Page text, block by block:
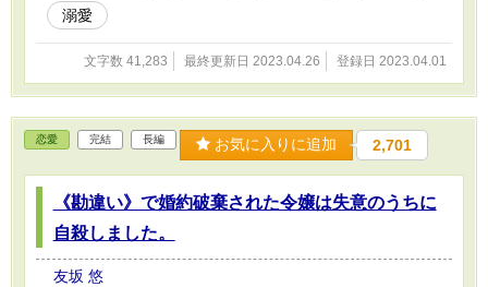
溺愛
文字数 41,283 最終更新日 2023.04.26 登録日 2023.04.01
恋愛 完結 長編 お気に入りに追加 2,701
《勘違い》で婚約破棄された令嬢は失意のうちに
自殺しました。
友坂 悠